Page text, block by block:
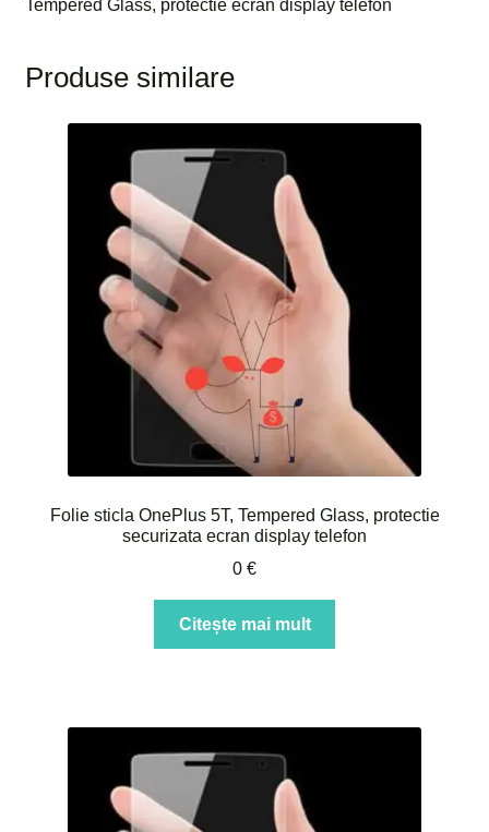
Tempered Glass, protectie ecran display telefon
Produse similare
Folie sticla OnePlus 5T, Tempered Glass, protectie
securizata ecran display telefon
0 €
Citește mai mult